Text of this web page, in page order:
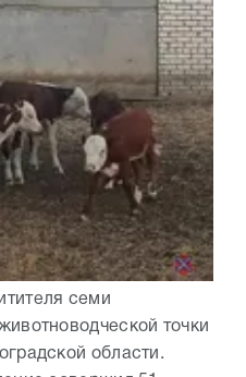
семи
точки
области.